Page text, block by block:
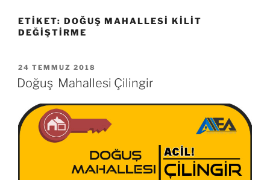
ETIKET: DOĞUŞ MAHALLESI KILIT
DEĞIŞTIRME
YAYIM
TARIHI
24 TEMMUZ 2018
Doğuş Mahallesi Çilingir